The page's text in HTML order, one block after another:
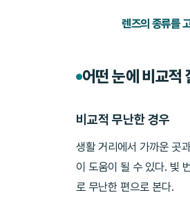
렌즈의 종류를
어떤 눈에 비교적
비교적 무난한 경우
생활 거리에서 가까운 곳
이 도움이 될 수 있다. 빛
로 무난한 편으로 본다.